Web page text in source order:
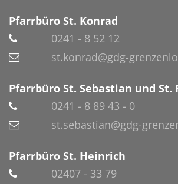
Pfarrbüro St. Konrad
0241 - 8 52 12
st.konrad@gdg-
Pfarrbüro St. Sebastian und St.
0241 - 8 89 43 - 0
st.sebastian@gdg-
Pfarrbüro St. Heinrich
02407 - 33 79